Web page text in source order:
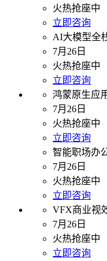
火热抢座中
立即咨询
AI大模型全
7月26日
火热抢座中
立即咨询
鸿蒙原生应
7月26日
火热抢座中
立即咨询
智能职场办
7月26日
火热抢座中
立即咨询
VFX商业视
7月26日
火热抢座中
立即咨询